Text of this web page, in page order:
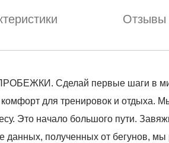
Отзывы
Сделай первые шаги в мире
комфорт для тренировок и отдыха.
Это начало большого пути.
данных, полученных от бегунов,